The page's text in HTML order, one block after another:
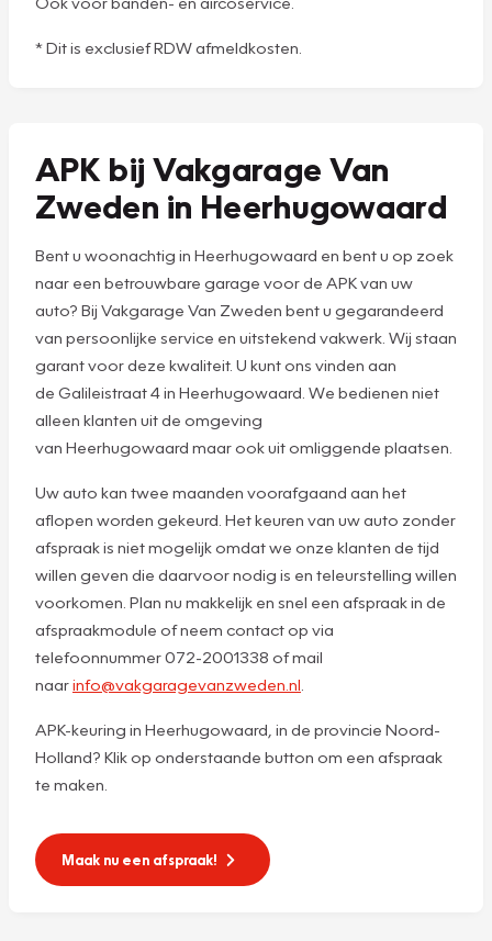
* Dit is exclusief RDW afmeldkosten.
APK bij Vakgarage Van
Zweden in Heerhugowaard
Bent u woonachtig in Heerhugowaard en bent u op zoek
naar een betrouwbare garage voor de APK van uw
auto? Bij Vakgarage Van Zweden bent u gegarandeerd
van persoonlijke service en uitstekend vakwerk. Wij staan
garant voor deze kwaliteit. U kunt ons vinden aan
de Galileistraat 4 in Heerhugowaard. We bedienen niet
alleen klanten uit de omgeving
van Heerhugowaard maar ook uit omliggende plaatsen.
Uw auto kan twee maanden voorafgaand aan het
aflopen worden gekeurd. Het keuren van uw auto zonder
afspraak is niet mogelijk omdat we onze klanten de tijd
willen geven die daarvoor nodig is en teleurstelling willen
voorkomen. Plan nu makkelijk en snel een afspraak in de
afspraakmodule of neem contact op via
telefoonnummer 072-2001338 of mail
naarinfo@vakgaragevanzweden.nl
APK-keuring in Heerhugowaard, in de provincie Noord-
Holland? Klik op onderstaande button om een afspraak
te maken.
Maak nu een afspraak!